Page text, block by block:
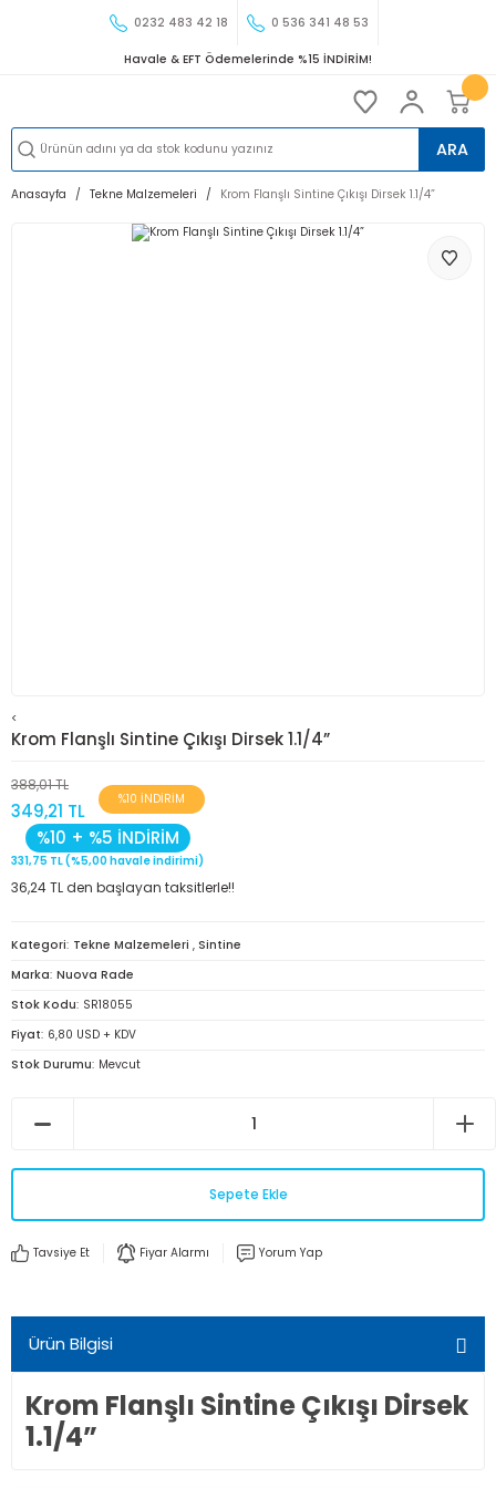
0232 483 42 18 0 536 341 48 53
Havale & EFT Ödemelerinde %15 İNDİRİM!
ARA
Anasayfa Tekne Malzemeleri Krom Flanşlı Sintine Çıkışı Dirsek 1.1/4”
<
Krom Flanşlı Sintine Çıkışı Dirsek 1.1/4”
388,01 TL
349,21 TL
%10 İNDİRİM
%10 + %5 İNDİRİM
331,75 TL (%5,00 havale indirimi)
36,24 TL den başlayan taksitlerle!!
Kategori Tekne Malzemeleri , Sintine
Marka Nuova Rade
Stok Kodu SR18055
Fiyat 6,80 USD + KDV
Stok Durumu Mevcut
Sepete Ekle
Tavsiye Et Fiyar Alarmı Yorum Yap
Ürün Bilgisi
Krom Flanşlı Sintine Çıkışı Dirsek
1.1/4”